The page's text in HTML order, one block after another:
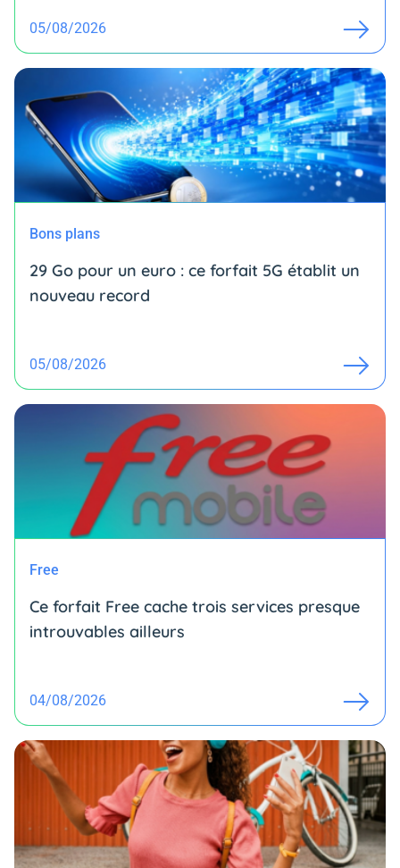
05/08/2026
Bons plans
29 Go pour un euro : ce forfait 5G établit un
nouveau record
05/08/2026
Free
Ce forfait Free cache trois services presque
introuvables ailleurs
04/08/2026